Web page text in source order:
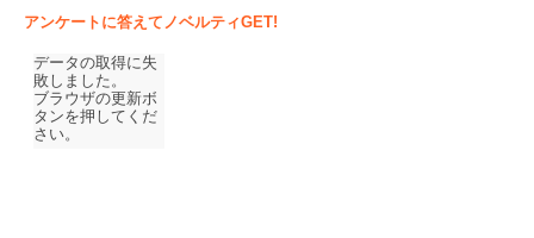
アンケートに答えてノベルティGET!